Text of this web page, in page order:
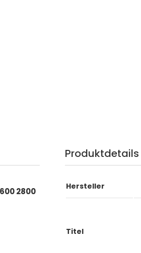
2800
Produktdetails
Hersteller
Titel